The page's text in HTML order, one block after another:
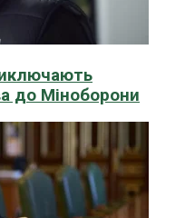
до Міноборони